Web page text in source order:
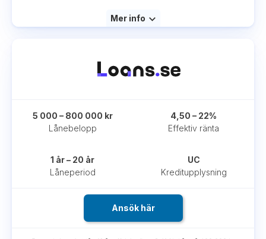
Mer info
Lånebelopp
5 000 – 800 000 kr
Effektiv ränta
4,50 – 22%
Låneperiod
1 år – 20 år
Kreditupplysning
UC
Ansök här